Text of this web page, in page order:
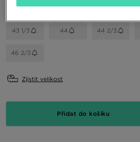
39 1/3 40 2/3 41 1/3
43 1/3 44 44 2/3
46 2/3
Zjistit velikost
Přidat do košíku